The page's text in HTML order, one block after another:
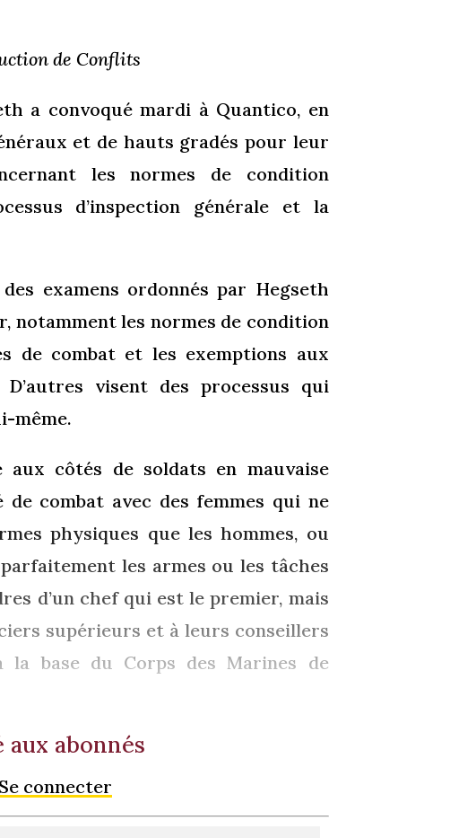
de Conflits
a convoqué mardi à Quantico, en
et de hauts gradés pour leur
les normes de condition
d’inspection générale et la
examens ordonnés par Hegseth
notamment les normes de condition
de combat et les exemptions aux
visent des processus qui
même.
côtés de soldats en mauvaise
combat avec des femmes qui ne
physiques que les hommes, ou
les armes ou les tâches
d’un chef qui est le premier, mais
supérieurs et à leurs conseillers
la base du Corps des Marines de
abonnés
connecter